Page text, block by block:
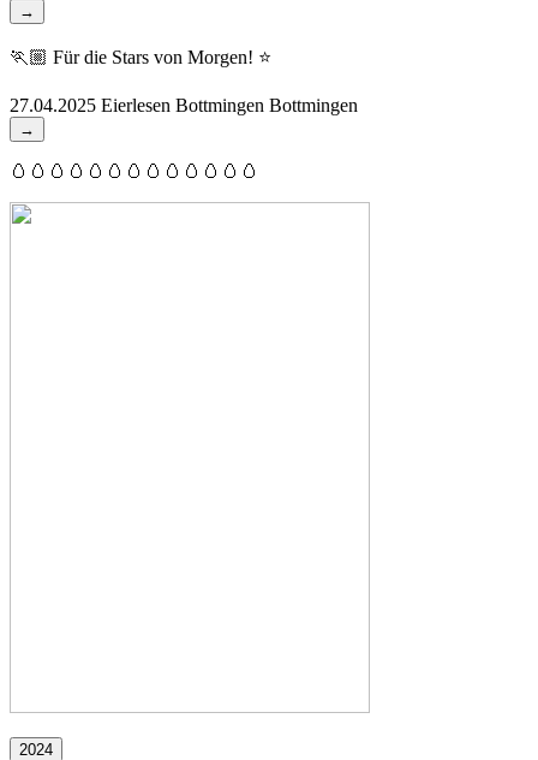
→
🏃🏼 Für die Stars von Morgen! ⭐️
27.04.2025 Eierlesen Bottmingen Bottmingen
→
🥚🥚🥚🥚🥚🥚🥚🥚🥚🥚🥚🥚🥚
2024